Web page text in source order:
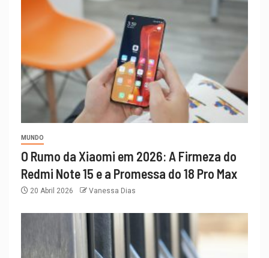
MUNDO
O Rumo da Xiaomi em 2026: A Firmeza do
Redmi Note 15 e a Promessa do 18 Pro Max
20 Abril 2026 Vanessa Dias